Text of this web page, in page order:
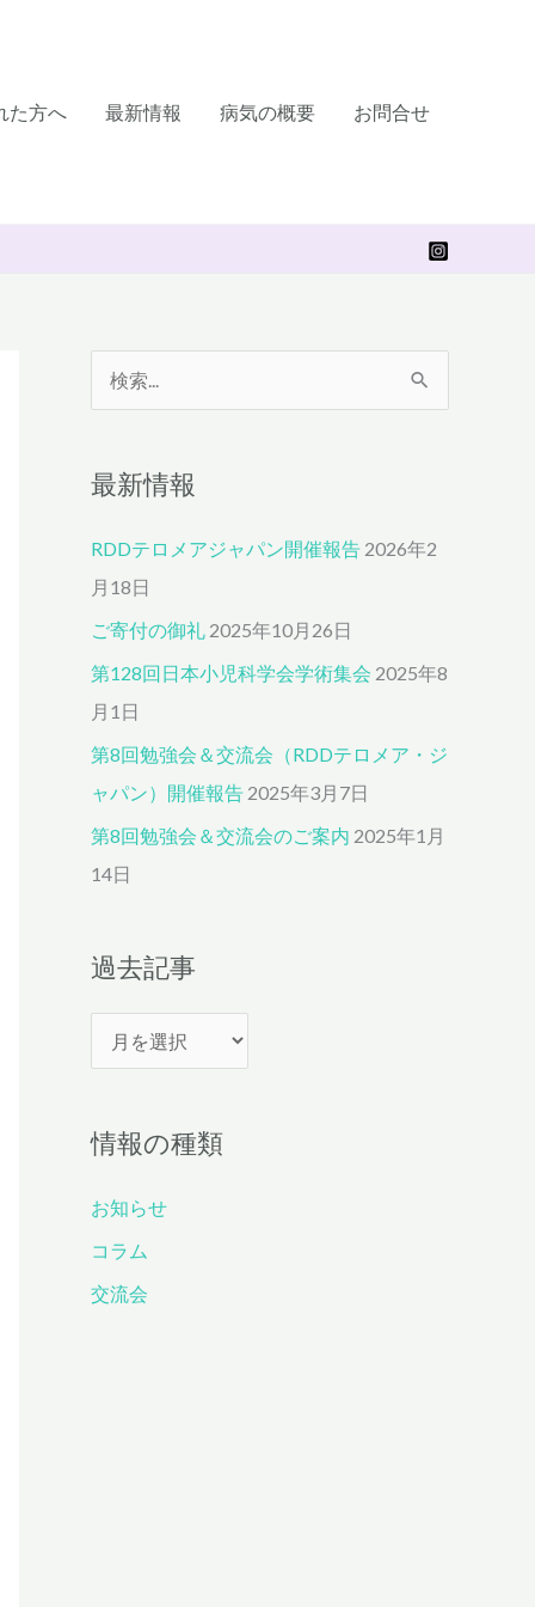
た方へ 最新情報 病気の概要 お問合せ
索
象
最新情報
RDDテロメアジャパン開催報告 2026年2
月18日
ご寄付の御礼 2025年10月26日
第128回日本小児科学会学術集会 2025年8
月1日
第8回勉強会＆交流会（RDDテロメア・ジ
ャパン）開催報告 2025年3月7日
第8回勉強会＆交流会のご案内 2025年1月
14日
過去記事
去
事
情報の種類
お知らせ
コラム
交流会